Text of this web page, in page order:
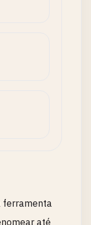
ferramenta
até